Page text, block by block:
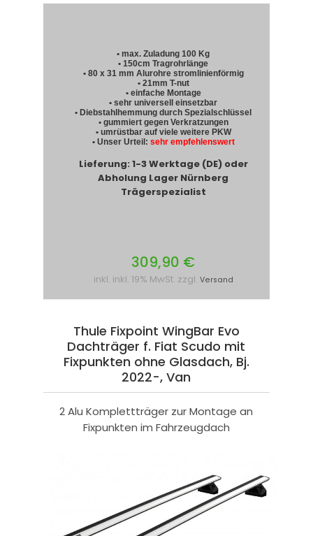
• max. Zuladung 100 Kg
• 150cm Tragrohrlänge
• 80 x 31 mm Alurohre stromlinienförmig
• 21mm T-nut
• einfache Montage
• sehr universell einsetzbar
• Diebstahlhemmung durch Spezialschlüssel
• gummiert gegen Verkratzungen
• umrüstbar auf viele weitere PKW
• Unser Urteil: sehr empfehlenswert
Lieferung: 1-3 Werktage (DE) oder
Abholung Lager Nürnberg
Trägerspezialist
309,90 €
inkl. inkl. 19% MwSt. zzgl. Versand
Thule Fixpoint WingBar Evo
Dachträger f. Fiat Scudo mit
Fixpunkten ohne Glasdach, Bj.
2022-, Van
2 Alu Komplettträger zur Montage an
Fixpunkten im Fahrzeugdach